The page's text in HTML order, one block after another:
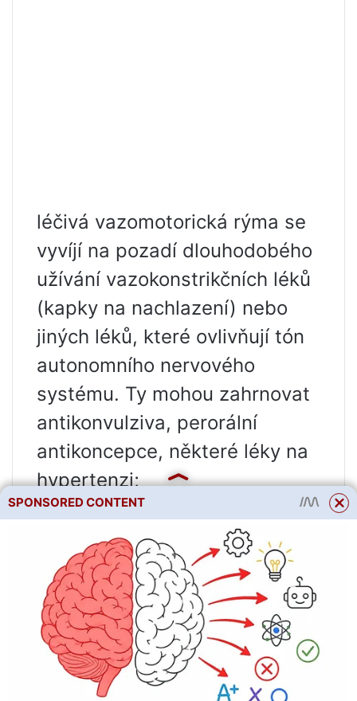
léčivá vazomotorická rýma se
vyvíjí na pozadí dlouhodobého
užívání vazokonstrikčních léků
(kapky na nachlazení) nebo
jiných léků, které ovlivňují tón
autonomního nervového
systému. Ty mohou zahrnovat
antikonvulziva, perorální
antikoncepce, některé léky na
hypertenzi;
hormonální – dochází při
hormonálních změnách v těle
(například během puberty,
těhotenství, menopauzy) nebo
při onemocněních endokrinního
systému;
reflex – vyvíjí se v reakci na
SPONSORED CONTENT